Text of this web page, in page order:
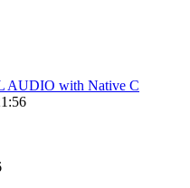
AUDIO with Native C